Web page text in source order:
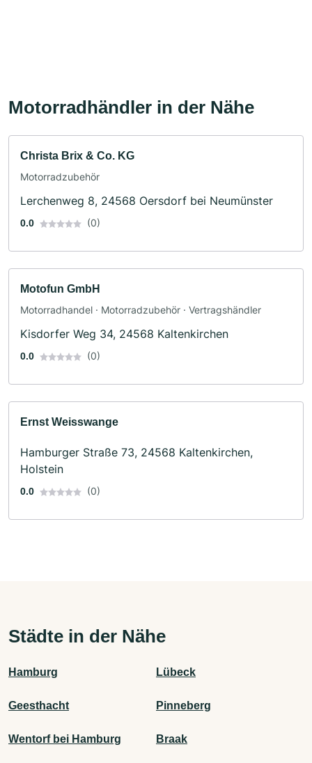
Motorradhändler in der Nähe
Christa Brix & Co. KG
Motorradzubehör
Lerchenweg 8, 24568 Oersdorf bei Neumünster
0.0 (0)
Motofun GmbH
Motorradhandel · Motorradzubehör · Vertragshändler
Kisdorfer Weg 34, 24568 Kaltenkirchen
0.0 (0)
Ernst Weisswange
Hamburger Straße 73, 24568 Kaltenkirchen,
Holstein
0.0 (0)
Städte in der Nähe
Hamburg Lübeck
Geesthacht Pinneberg
Wentorf bei Hamburg Braak